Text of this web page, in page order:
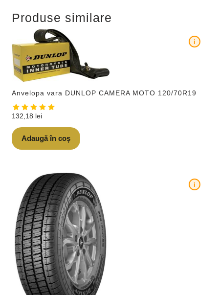
Produse similare
Anvelopa vara DUNLOP CAMERA MOTO 120/70R19
i
132,18 lei
Adaugă în coș
i